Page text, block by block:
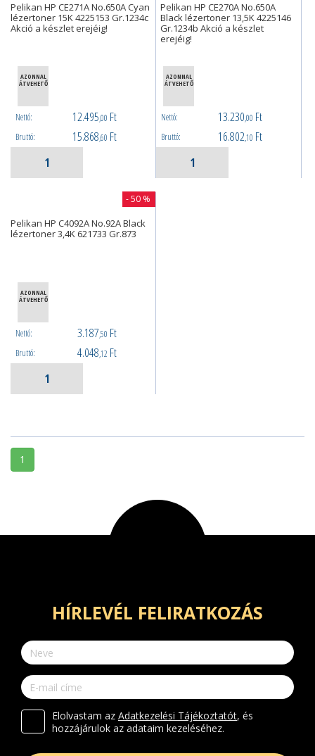
Pelikan HP CE271A No.650A Cyan
lézertoner 15K 4225153 Gr.1234c
Akció a készlet erejéig!
AZONNAL
ÁTVEHETŐ
Nettó: 12.495,00 Ft
Bruttó: 15.868,60 Ft
Pelikan HP CE270A No.650A
Black lézertoner 13,5K 4225146
Gr.1234b Akció a készlet
erejéig!
AZONNAL
ÁTVEHETŐ
Nettó: 13.230,00 Ft
Bruttó: 16.802,10 Ft
- 50 %
Pelikan HP C4092A No.92A Black
lézertoner 3,4K 621733 Gr.873
AZONNAL
ÁTVEHETŐ
Nettó: 3.187,50 Ft
Bruttó: 4.048,12 Ft
1
HÍRLEVÉL FELIRATKOZÁS
Elolvastam az Adatkezelési Tájékoztatót, és
hozzájárulok az adataim kezeléséhez.